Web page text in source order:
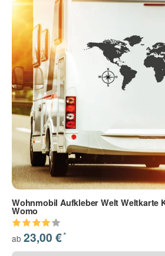
Wohnmobil Aufkleber Welt Weltkarte
Womo
ab 23,00 €*